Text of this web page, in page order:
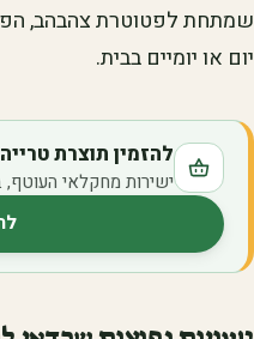
שמתחת לפטוטרת צהבהב,
יום או יומיים בבית.
להזמין תוצרת
ישירות מחקלאי